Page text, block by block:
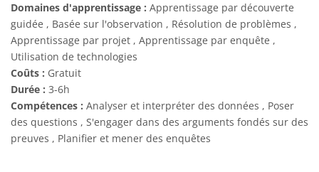
Domaines d'apprentissage : Apprentissage par découverte
guidée , Basée sur l'observation , Résolution de problèmes ,
Apprentissage par projet , Apprentissage par enquête ,
Utilisation de technologies
Coûts : Gratuit
Durée : 3-6h
Compétences : Analyser et interpréter des données , Poser
des questions , S'engager dans des arguments fondés sur des
preuves , Planifier et mener des enquêtes